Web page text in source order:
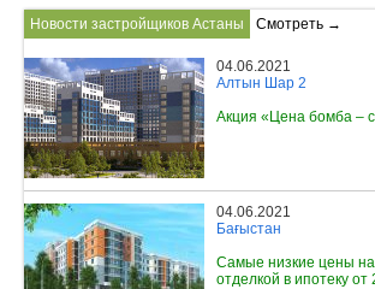
Новости застройщиков Астаны Смотреть →
04.06.2021
Алтын Шар 2
Акция «Цена бомба –
04.06.2021
Бағыстан
Самые низкие цены на
отделкой в ипотеку от